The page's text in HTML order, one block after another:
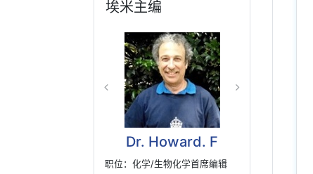
埃米主编
Dr. John M. M
职位：材料及生物工程学首席编